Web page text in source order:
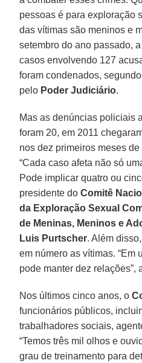
pessoas é para exploração
das vítimas são meninos e
setembro do ano passado,
casos envolvendo 127
foram condenados,
pelo Poder Judiciário.
Mas as denúncias policiais
foram 20, em 2011
nos dez primeiros meses
“Cada caso afeta não só
Pode implicar quatro ou
presidente doComitê
da Exploração Sexual
de Meninas, Meninos e
Luis Purtscher. Além
em número as vítimas. “Em
pode manter dez relações”,
Nos últimos cinco anos, o
funcionários públicos,
trabalhadores sociais,
“Temos três mil olhos e
grau de treinamento para